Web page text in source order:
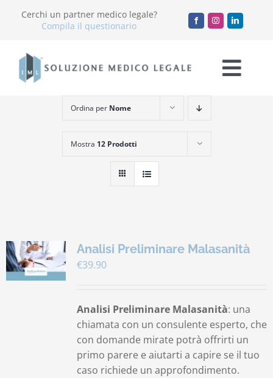
Cerchi un partner medico legale?
Compila il questionario
Chi Siamo
Servizi
Accademia
Lavora con noi
Carrello
Ordina per Nome
Mostra 12 Prodotti
Analisi Preliminare Malasanità
€39.90
Analisi Preliminare Malasanità: una
chiamata con un consulente esperto, che
con domande mirate potrà offrirti un
primo parere e aiutarti a capire se il tuo
caso richiede un approfondimento.